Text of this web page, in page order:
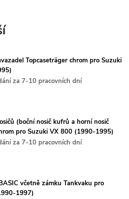
Topcaseträger chrom pro Suzuki
za 7-10 pracovních dní
(boční nosič kufrů a horní nosič
pro Suzuki VX 800 (1990-1995)
za 7-10 pracovních dní
včetně zámku Tankvaku pro
1997)